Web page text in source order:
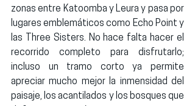
zonas entre Katoomba y Leura y pasa por
lugares emblemáticos como Echo Point y
las
Three Sisters. No hace falta hacer el
recorrido completo para disfrutarlo;
incluso un tramo corto ya permite
apreciar mucho mejor la inmensidad del
paisaje, los acantilados y los bosques que